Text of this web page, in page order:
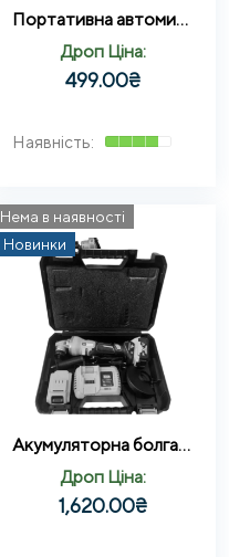
Портативна автомийка Chejieba, мінімийка від прикурювача для авто 12V
Дроп Ціна:
499.00₴
Нема в наявності
Новинки
Акумуляторна болгарка 24 В у валізці з двома акумуляторами Жовтий
Дроп Ціна:
1,620.00₴